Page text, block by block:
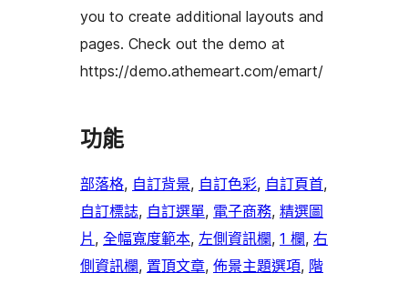
you to create additional layouts and
pages. Check out the demo at
https://demo.athemeart.com/emart/
功能
部落格, 自訂背景, 自訂色彩, 自訂頁首
自訂標誌, 自訂選單, 電子商務, 精選圖
片 , 全幅寬度範本, 左側資訊欄, 1 欄, 右
側資訊欄, 置頂文章, 佈景主題選項, 階